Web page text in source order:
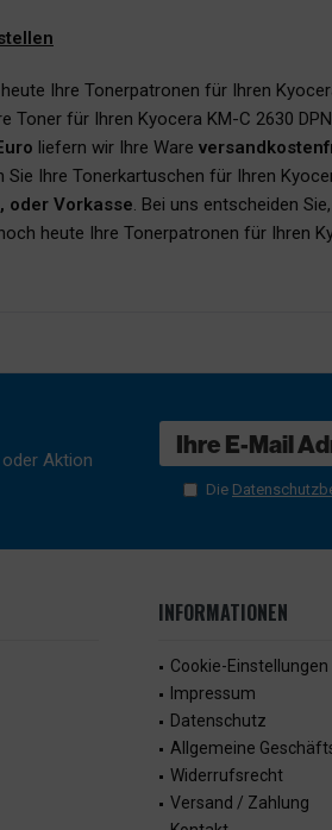
Ihre Tonerpatronen für Ihren
Toner für Ihren Kyocera KM-C 2630
liefern wir Ihre Ware
Sie Ihre Tonerkartuschen für Ihren
oder Vorkasse. Bei uns entscheiden
heute Ihre Tonerpatronen für Ihren
Aktion
Die
INFORMATIONEN
Cookie-Einstellungen
Impressum
Datenschutz
Allgemeine
Widerrufsrecht
Versand / Zahlung